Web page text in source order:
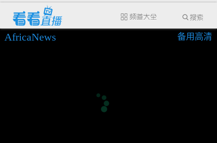
AfricaNews 备用高清